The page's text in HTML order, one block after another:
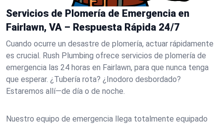
Servicios de Plomería de Emergencia en
Fairlawn, VA – Respuesta Rápida 24/7
Cuando ocurre un desastre de plomería, actuar rápidamente
es crucial. Rush Plumbing ofrece servicios de plomería de
emergencia las 24 horas en Fairlawn, para que nunca tenga
que esperar. ¿Tubería rota? ¿Inodoro desbordado?
Estaremos allí—de día o de noche.
Nuestro equipo de emergencia llega totalmente equipado